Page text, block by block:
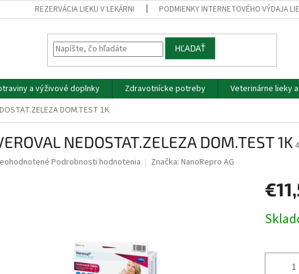
REZERVÁCIA LIEKU V LEKÁRNI PODMIENKY INTERNETOVÉHO VÝDAJA
HĽADAŤ
a výživové doplnky Zdravotnícke potreby Veterinárne lieky
DOM.TEST 1K
NEDOSTAT.ZELEZA DOM.TEST 1K
Podrobnosti hodnotenia Značka: NanoRepro AG
cena: